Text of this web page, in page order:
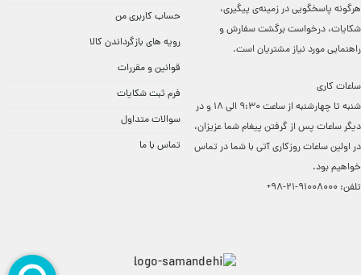
هرگونه پاسخگویی در زمینه‌ی پیگیری،
شکایات، درخواست برگشت سفارش و
راهنمایی مورد نیاز مشتریان است.
ساعات کاری
شنبه تا چهارشنبه از ساعت 9:30 الی 18 و در
دیگر ساعات ‌پس از گرفتن پیغام شما عزیزان،
در اولین ساعات روزکاری آتی با شما در تماس
خواهیم بود.
تلفن: 91008000-21-98+
حساب کاربری من
رویه های بازگرداندن کالا
قوانین و مقررات
فرم ثبت شکایات
سوالات متداول
تماس با ما